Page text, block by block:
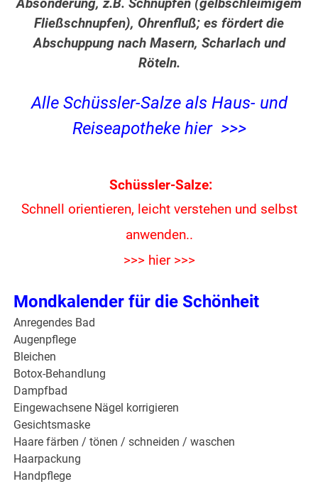
Absonderung, z.B. Schnupfen (gelbschleimigem
Fließschnupfen), Ohrenfluß; es fördert die
Abschuppung nach Masern, Scharlach und
Röteln.
Alle Schüssler-Salze als Haus- und
Reiseapotheke hier >>>
Schüssler-Salze:
Schnell orientieren, leicht verstehen und selbst
anwenden..
>>> hier >>>
Mondkalender für die Schönheit
Anregendes Bad
Augenpflege
Bleichen
Botox-Behandlung
Dampfbad
Eingewachsene Nägel korrigieren
Gesichtsmaske
Haare färben / tönen / schneiden / waschen
Haarpackung
Handpflege